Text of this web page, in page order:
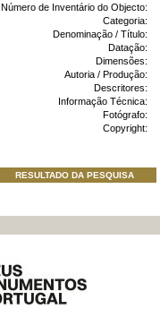
Número de Inventário do Objecto:
Categoria:
Denominação / Título:
Datação:
Dimensões:
Autoria / Produção:
Descritores:
Informação Técnica:
Fotógrafo:
Copyright:
RESULTADO DA PESQUISA